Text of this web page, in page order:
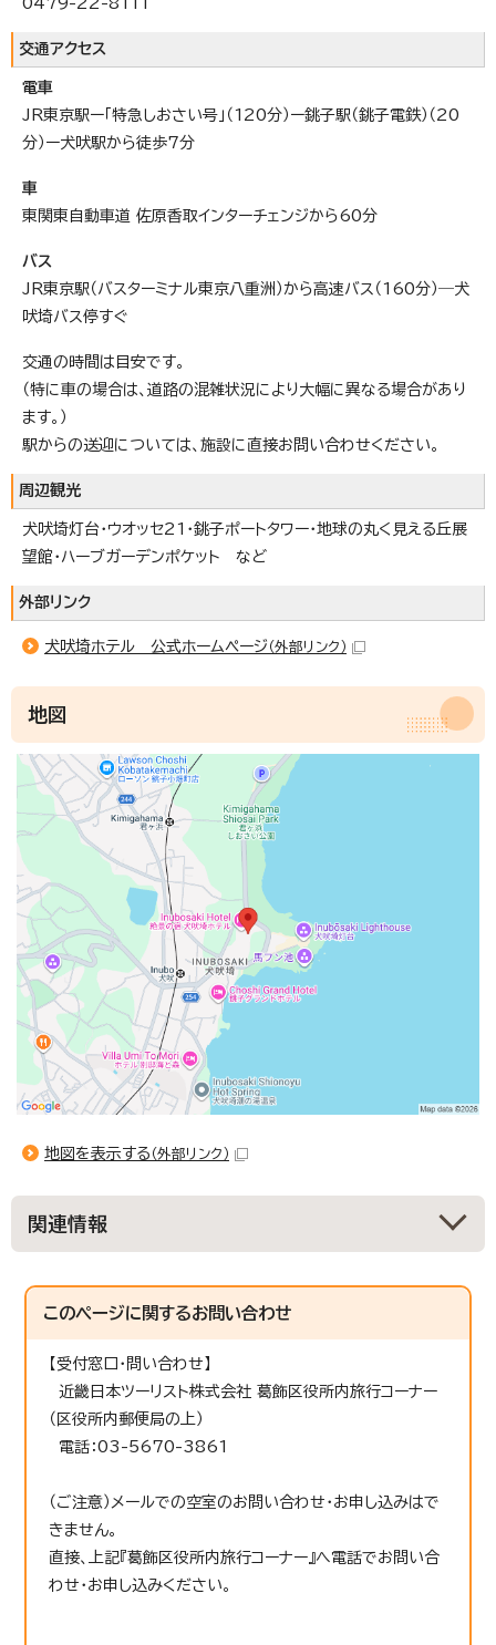
交通アクセス
電車
JR東京駅ー「特急しおさい号」（120分）ー銚子駅（銚子電鉄）（20
分）ー犬吠駅から徒歩7分
車
東関東自動車道 佐原香取インターチェンジから60分
バス
JR東京駅（バスターミナル東京八重洲）から高速バス（160分）―犬
吠埼バス停すぐ
交通の時間は目安です。
（特に車の場合は、道路の混雑状況により大幅に異なる場合があり
ます。）
駅からの送迎については、施設に直接お問い合わせください。
周辺観光
犬吠埼灯台・ウオッセ21・銚子ポートタワー・地球の丸く見える丘展
望館・ハーブガーデンポケット など
外部リンク
犬吠埼ホテル 公式ホームページ （外部リンク）
地図
地図を表示する （外部リンク）
関連情報
このページに関するお問い合わせ
【受付窓口・問い合わせ】
近畿日本ツーリスト株式会社 葛飾区役所内旅行コーナー
（区役所内郵便局の上）
電話：03-5670-3861
（ご注意）メールでの空室のお問い合わせ・お申し込みはで
きません。
直接、上記『葛飾区役所内旅行コーナー』へ電話でお問い合
わせ・お申し込みください。